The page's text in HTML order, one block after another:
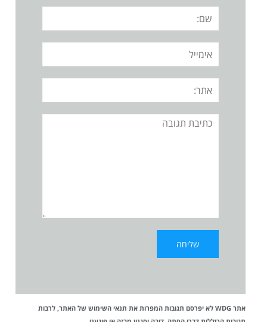
שם:
אימייל
אתר:
תגובה
אתר WDG לא יפרסם תגובות המפרות את תנאי השימוש של האתר, לרבות